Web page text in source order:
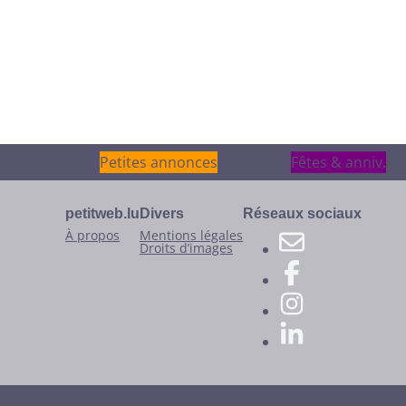
Petites annonces
Petites annonces Fêtes & anniv.
Fêtes & anniv.
petitweb.lu
À propos
Divers
Mentions légales
Droits d’images
Réseaux sociaux